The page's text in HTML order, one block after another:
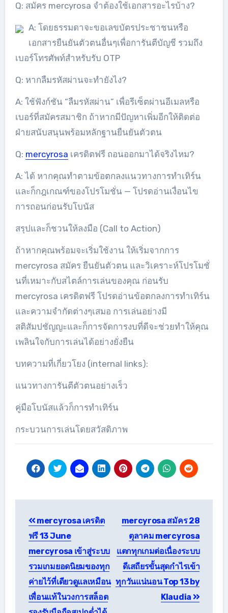
Q: สมัคร mercyrosa จำต้องใช้เอกสารอะไรบ้าง?
A: โดยธรรมดาจะขอเลขบัตรประชาชนหรือ
เอกสารยืนยันตัวตนอื่นๆเพื่อการันตีบัญชี รวมถึง
เบอร์โทรศัพท์สำหรับรับ OTP
Q: หากลืมรหัสผ่านจะทำยังไง?
A: ใช้ฟังก์ชัน “ลืมรหัสผ่าน” เพื่อรีเซ็ตผ่านอีเมลหรือ
เบอร์ที่สมัครสมาชิก ถ้าหากมีปัญหาเพิ่มอีกให้ติดต่อ
ฝ่ายสนับสนุนพร้อมหลักฐานยืนยันตัวตน
Q: mercyrosa เครดิตฟรี ถอนออกมาได้จริงไหม?
A: ได้ หากคุณทำตามข้อตกลงแนวทางการทำเทิร์น
และก็กฎเกณฑ์ของโปรโมชั่น — โปรดอ่านเงื่อนไข
การถอนก่อนรับโบนัส
สรุปและก็ชวนให้ลงมือ (Call to Action)
ถ้าหากคุณพร้อมจะเริ่มใช้งาน ให้เริ่มจากการ
mercyrosa สมัคร ยืนยันตัวตน และวิเคราะห์โปรโมชั่
นที่เหมาะกับสไตล์การเล่นของคุณ ก่อนรับ
mercyrosa เครดิตฟรี โปรดอ่านข้อตกลงการทำเทิร์น
และความจำกัดต่างๆเสมอ การเล่นอย่างมี
สติสัมปชัญญะและก็การจัดการงบที่ดีจะช่วยทำให้คุณ
เพลินใจกับการเล่นได้อย่างยั่งยืน
บทความที่เกี่ยวโยง (internal links):
แนวทางการันตีตัวตนอย่างเร็ว
คู่มือโบนัสแล้วก็การทำเทิร์น
กระบวนการเล่นโดยสวัสดิภาพ
เรื่อง
mercyrosa เครดิต
ฟรี 13 June
mercyrosa เข้าสู่ระบบ
รวมเกมยอดนิยมของทุก
ค่ายไว้ที่เดียวดูแลเหมือน
เพื่อนแท้ในวงการสล็อต
mercyrosa สมัคร 28
ตุลาคม mercyrosa
แตกทุกเกมต่อเนื่องระบบ
ดีเสถียรขั้นสุดกำไรเข้า
ทุกวันแน่นอน Top 13 by
Klaudia